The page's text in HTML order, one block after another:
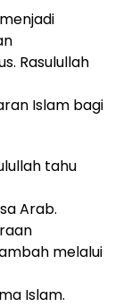
Rasulullah
Islam bagi
tahu
Arab.
melalui
Islam.